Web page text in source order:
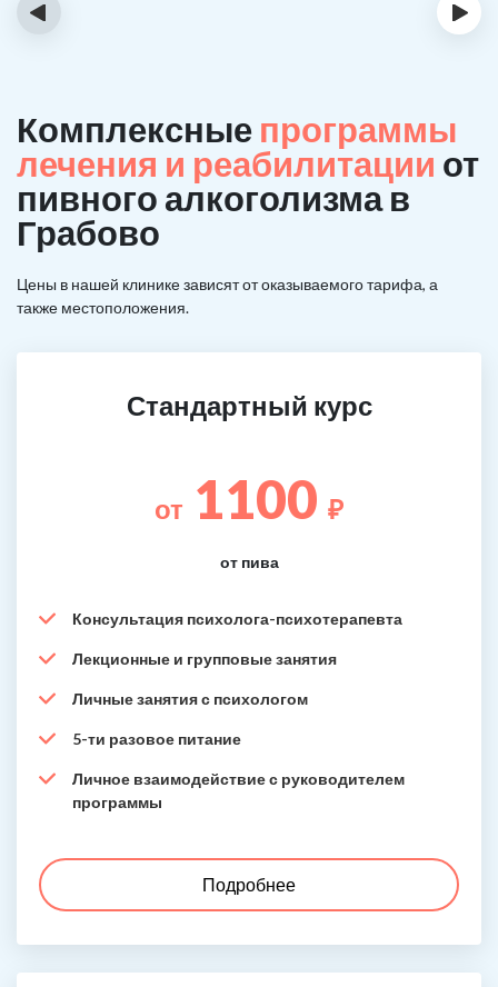
‹ ›
Комплексные программы
лечения и реабилитации от
пивного алкоголизма в
Грабово
Цены в нашей клинике зависят от оказываемого тарифа, а
также местоположения.
Стандартный курс
от 1100 ₽
от пива
Консультация психолога-психотерапевта
Лекционные и групповые занятия
Личные занятия с психологом
5-ти разовое питание
Личное взаимодействие с руководителем
программы
Подробнее